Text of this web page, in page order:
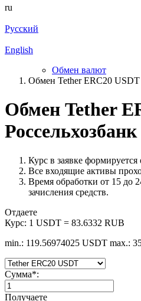
ru
Русский
English
Обмен валют
Обмен Tether ERC20 USDT
Обмен Tether
Курс в заявке
Все входящие активы
Время обработки от 15 до
зачисления средств.
Отдаете
Курс: 1 USDT = 83.6332 RUB
min.: 119.56974025 USDT max.:
Сумма*:
Получаете